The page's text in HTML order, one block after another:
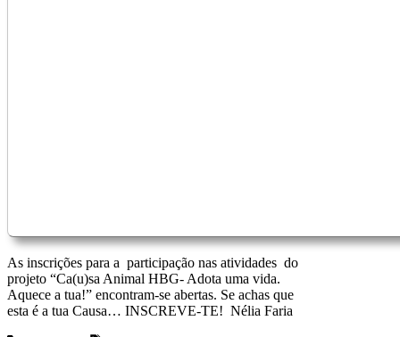
As inscrições para a participação nas atividades do
projeto “Ca(u)sa Animal HBG- Adota uma vida.
Aquece a tua!” encontram-se abertas. Se achas que
esta é a tua Causa… INSCREVE-TE! Nélia Faria